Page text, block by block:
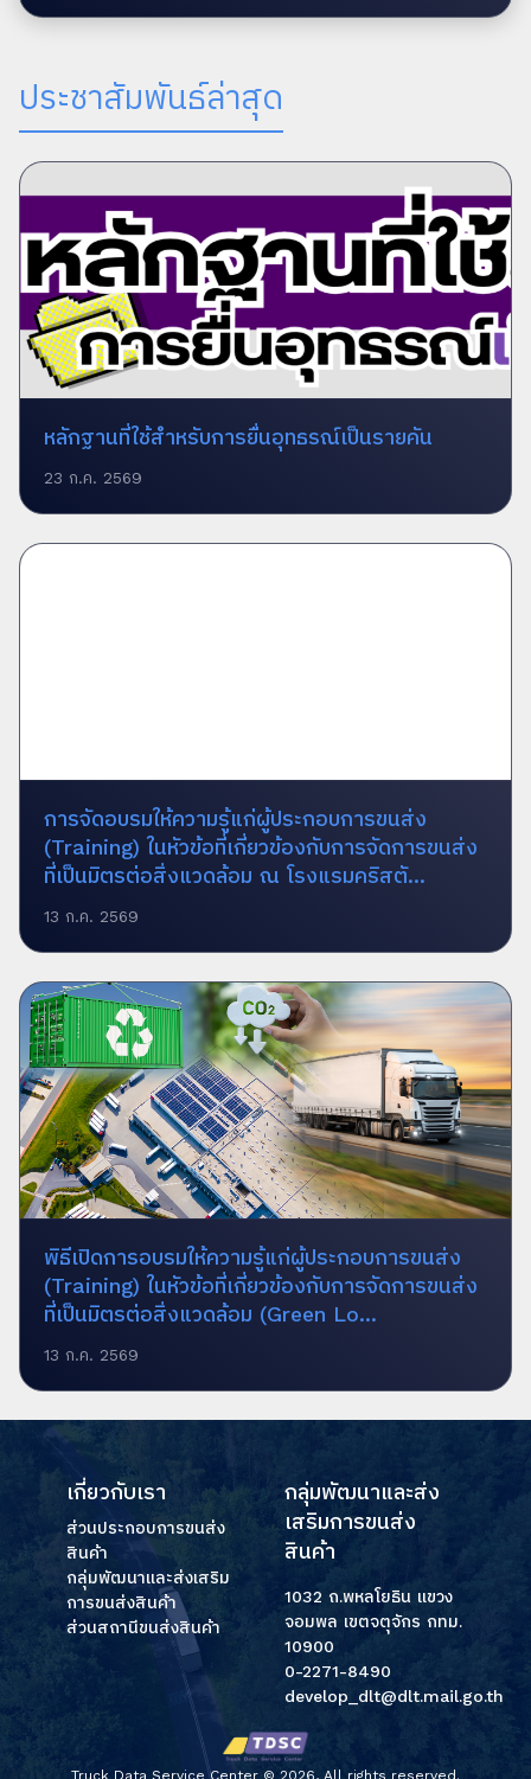
ประชาสัมพันธ์ล่าสุด
หลักฐานที่ใช้สำหรับการยื่นอุทธรณ์เป็นรายคัน
23 ก.ค. 2569
การจัดอบรมให้ความรู้แก่ผู้ประกอบการขนส่ง
(Training) ในหัวข้อที่เกี่ยวข้องกับการจัดการขนส่ง
ที่เป็นมิตรต่อสิ่งแวดล้อม ณ โรงแรมคริสตั...
13 ก.ค. 2569
พิธีเปิดการอบรมให้ความรู้แก่ผู้ประกอบการขนส่ง
(Training) ในหัวข้อที่เกี่ยวข้องกับการจัดการขนส่ง
ที่เป็นมิตรต่อสิ่งแวดล้อม (Green Lo...
13 ก.ค. 2569
เกี่ยวกับเรา
ส่วนประกอบการขนส่ง
สินค้า
กลุ่มพัฒนาและส่งเสริม
การขนส่งสินค้า
ส่วนสถานีขนส่งสินค้า
กลุ่มพัฒนาและส่ง
เสริมการขนส่ง
สินค้า
1032 ถ.พหลโยธิน แขวง
จอมพล เขตจตุจักร กทม.
10900
0-2271-8490
develop_dlt@dlt.mail.go.th